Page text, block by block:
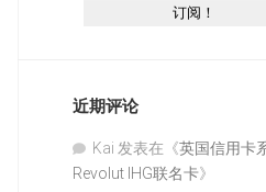
近期评论
Kai 发表在《英国信用卡
Revolut IHG联名卡》